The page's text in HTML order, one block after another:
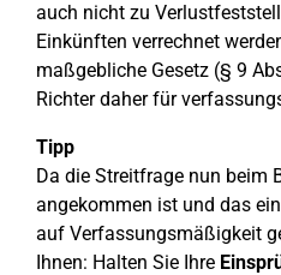
auch nicht zu
Einkünften verrechnet
maßgebliche Gesetz (§ 9
Richter daher für
Tipp
Da die Streitfrage nun beim
angekommen ist und das
auf Verfassungsmäßigkeit
Ihnen: Halten Sie Ihre